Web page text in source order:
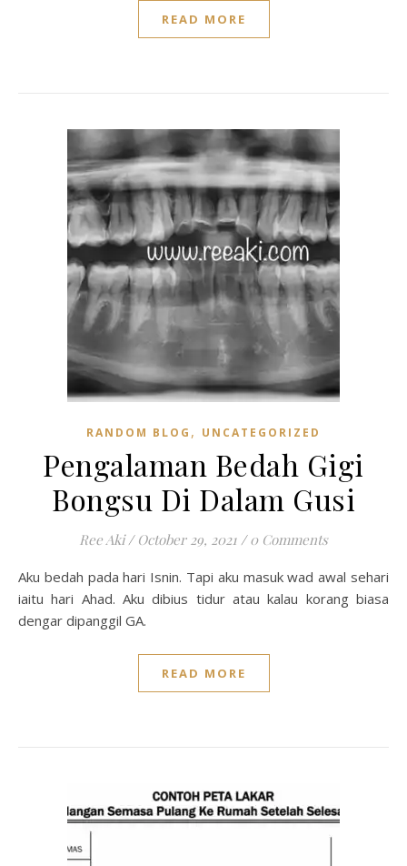
READ MORE
RANDOM BLOG , UNCATEGORIZED
Pengalaman Bedah Gigi
Bongsu Di Dalam Gusi
Ree Aki / October 29, 2021 / 0 Comments
Aku bedah pada hari Isnin. Tapi aku masuk wad awal sehari
iaitu hari Ahad. Aku dibius tidur atau kalau korang biasa
dengar dipanggil GA.
READ MORE